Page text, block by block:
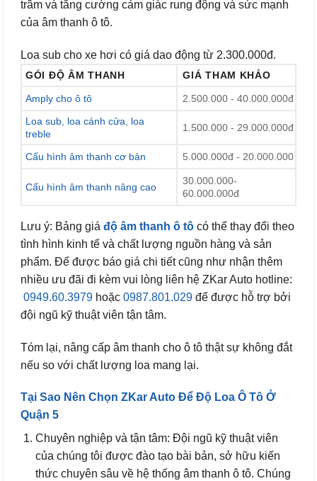
trầm và tăng cường cảm giác rung động và sức mạnh
của âm thanh ô tô.
Loa sub cho xe hơi có giá dao động từ 2.300.000đ.
GÓI ĐỘ ÂM THANH GIÁ THAM KHẢO
Amply cho ô tô
2.500.000 - 40.000.000đ
Loa sub loa cánh cửa
loa
treble
1.500.000 - 29.000.000đ
Cấu hình âm thanh cơ bản 5.000.000đ - 20.000.000
Cấu hình âm thanh nâng cao
30.000.000-
60.000.000đ
Lưu ý: Bảng giá độ âm thanh ô tô có thể thay đổi theo
tình hình kinh tế và chất lượng nguồn hàng và sản
phẩm. Để được báo giá chi tiết cũng như nhận thêm
nhiều ưu đãi đi kèm vui lòng liên hệ ZKar Auto hotline:
0949.60.3979 hoặc 0987.801.029 để được hỗ trợ bởi
đội ngũ kỹ thuật viên tận tâm.
Tóm lại, nâng cấp âm thanh cho ô tô thật sự không đắt
nếu so với chất lượng loa mang lại.
Tại Sao Nên Chọn ZKar Auto Để Độ Loa Ô Tô Ở
Quận 5
Chuyên nghiệp và tận tâm: Đội ngũ kỹ thuật viên
của chúng tôi được đào tạo bài bản, sở hữu kiến
thức chuyên sâu về hệ thống âm thanh ô tô. Chúng